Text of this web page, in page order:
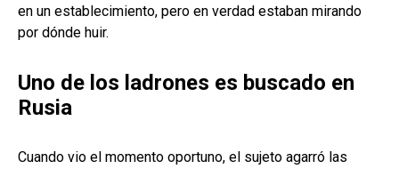
en un establecimiento, pero en verdad estaban mirando
por dónde huir.
Uno de los ladrones es buscado en
Rusia
Cuando vio el momento oportuno, el sujeto agarró las